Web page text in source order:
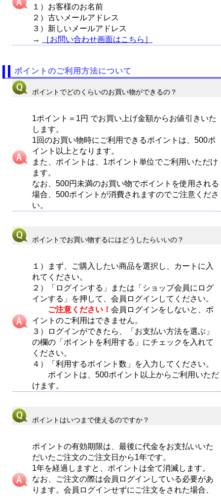
１）お客様のお名前
２）古いメールアドレス
３）新しいメールアドレス
→
［お問い合わせ画面はこちら］
ポイントのご利用方法について
ポイントでどのくらいのお買い物ができるの？
1ポイント＝1円 でお買い上げ金額からお値引きいた
します。
1回のお買い物時にご利用できるポイントは、500ポ
イント以上となります。
また、ポイントは、1ポイント単位でご利用いただけ
ます。
なお、500円未満のお買い物でポイントを使用される
場合、500ポイントが消費されますのでご注意くださ
い。
ポイントでお買い物するにはどうしたらいいの？
１）まず、ご購入したい商品を選択し、カートに入
れてください。
２）「ログインする」または「ショップ会員にログ
インする」を押して、会員ログインしてください。
ご注意ください！ 会員ログインをしないと、ポ
イントのご利用はできません。
３）ログインができたら、「お支払い方法を選ぶ」
の欄の「ポイントを利用する」にチェックを入れて
ください。
４）「利用するポイント数」を入力してください。
ポイントは、500ポイント以上からご利用いただ
けます。
ポイントはいつまで使えるのですか？
ポイントの有効期限は、最後に代金をお支払いいた
だいたご注文のご注文日から1年です。
1年を経過しますと、ポイントは全て消滅します。
なお、ご注文の際は会員ログインしている必要があ
ります。会員ログインせずにご注文をされた場合、